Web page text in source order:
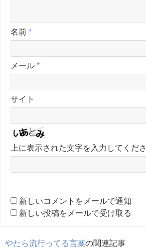
名前 *
メール *
サイト
上に表示された文字を入力してくださ
新しいコメントをメールで通知
新しい投稿をメールで受け取る
やたら流行ってる言葉の関連記事